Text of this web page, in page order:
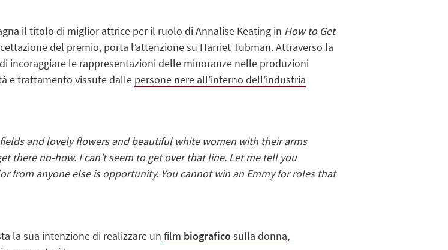
il titolo di miglior attrice per il ruolo di Annalise Keating in How to Get
del premio, porta l’attenzione su Harriet Tubman. Attraverso la
incoraggiare le rappresentazioni delle minoranze nelle produzioni
e trattamento vissute dalle persone nere all’interno dell’industria
and lovely flowers and beautiful white women with their arms
there no-how. I can’t seem to get over that line. Let me tell you
from anyone else is opportunity. You cannot win an Emmy for roles that
la sua intenzione di realizzare unfilm biograficosulla donna,